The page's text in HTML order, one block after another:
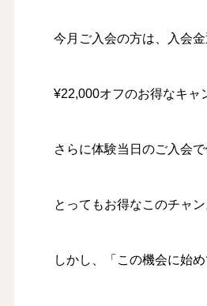
今月ご入会の方は、入会
¥22,000オフのお得なキャ
さらに体験当日のご入会
とってもお得なこのチャ
しかし、「この機会に始